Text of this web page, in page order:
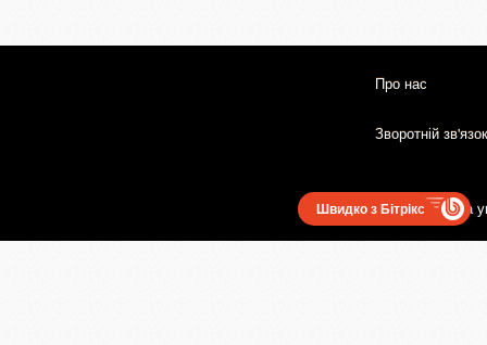
Про нас
Зворотній зв'язок
Користувацька
Швидко з Бітрікс